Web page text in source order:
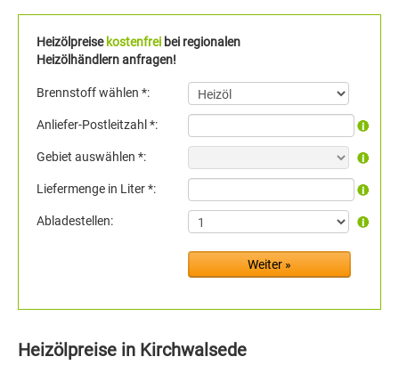
Heizölpreise kostenfrei bei regionalen
Heizölhändlern anfragen!
Brennstoff wählen *:
Anliefer-Postleitzahl *:
Gebiet auswählen *:
Liefermenge in Liter *:
Abladestellen:
Heizölpreise in Kirchwalsede